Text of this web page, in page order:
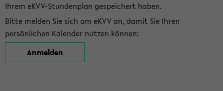
Ihrem eKVV-Stundenplan gespeichert haben.
Bitte melden Sie sich am eKVV an, damit Sie Ihren
persönlichen Kalender nutzen können:
Anmelden